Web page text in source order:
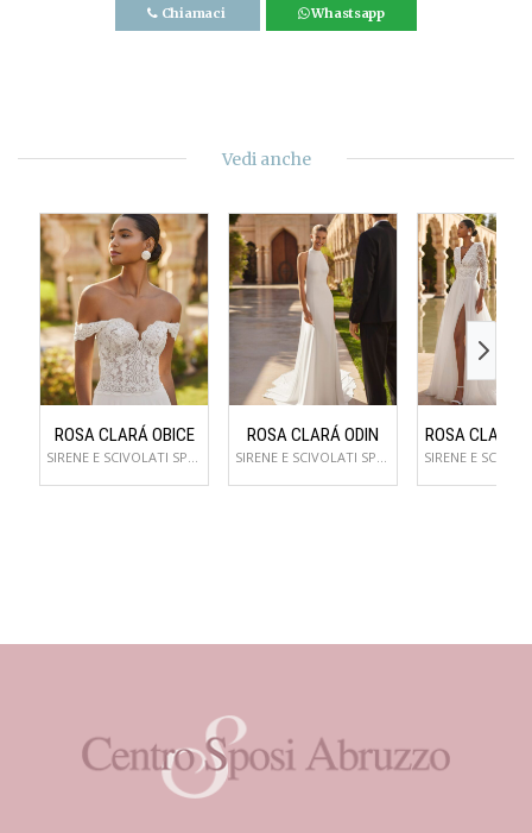
Chiamaci Whastsapp
Vedi anche
ROSA CLARÁ OBICE ROSA CLARÁ ODIN ROSA CLARÁ